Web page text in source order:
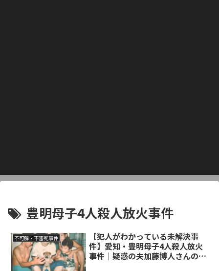
豊明母子4人殺人放火事件
不可解・不審死事件
【犯人がわかっている未解決事
件】愛知・豊明母子4人殺人放火
事件｜疑惑の夫加藤博人さんの現